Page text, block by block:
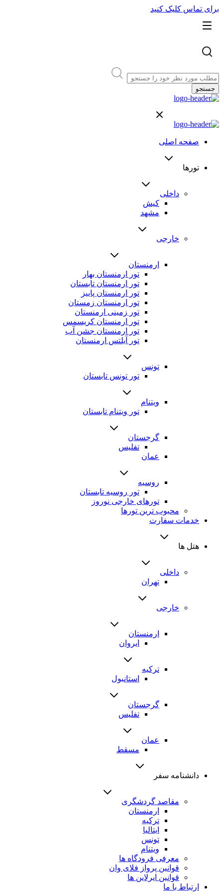
برای تماس کلیک کنید
جستجو
صفحه اصلی
تورها
داخلی
کیش
مشهد
خارجی
ارمنستان
تور ارمنستان بهار
تور ارمنستان تابستان
تور ارمنستان پاییز
تور ارمنستان زمستان
تور زمینی ارمنستان
تور ارمنستان کریسمس
تور ارمنستان جشن آب
تور آیلتس ارمنستان
تونس
تور تونس تابستان
ویتنام
تور ویتنام تابستان
گرجستان
تفلیس
عمان
روسیه
تور روسیه تابستان
تورهای خارجی نوروز
محبوب ترین تورها
خدمات سفارت
هتل ها
داخلی
تهران
خارجی
ارمنستان
ایروان
ترکیه
استانبول
گرجستان
تفلیس
عمان
مسقط
دانشنامه سفر
مقاصد گردشگری
ارمنستان
ترکیه
ایتالیا
تونس
ویتنام
معرفی فرودگاه ها
قوانین پرواز فلای وان
قوانین ایرلاین ها
ارتباط با ما